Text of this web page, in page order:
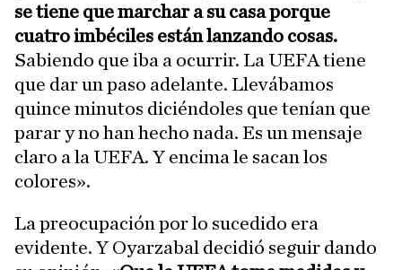
se tiene que marchar a su casa porque
cuatro imbéciles están lanzando cosas.
Sabiendo que iba a ocurrir. La UEFA tiene
que dar un paso adelante. Llevábamos
quince minutos diciéndoles que tenían que
parar y no han hecho nada. Es un mensaje
claro a la UEFA. Y encima le sacan los
colores».
La preocupación por lo sucedido era
evidente. Y Oyarzabal decidió seguir dando